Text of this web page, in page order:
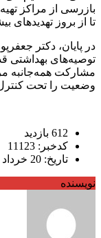
بازرسی از مراکز
تا از بروز
در پایان، دکتر
توصیه‌های بهداشتی
مشارکت همه‌جانبه
وضعیت را تحت
612 بازدید
کدخبر: 11123
تاریخ: 20 خرداد 1404
نویسنده